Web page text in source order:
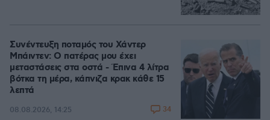
Συνέντευξη ποταμός του Χάντερ
Μπάιντεν: Ο πατέρας μου έχει
μεταστάσεις στα οστά - Έπινα 4 λίτρα
βότκα τη μέρα, κάπνιζα κρακ κάθε 15
λεπτά
08.08.2026, 14:25 34